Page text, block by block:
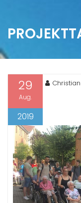
29
Aug.
2019